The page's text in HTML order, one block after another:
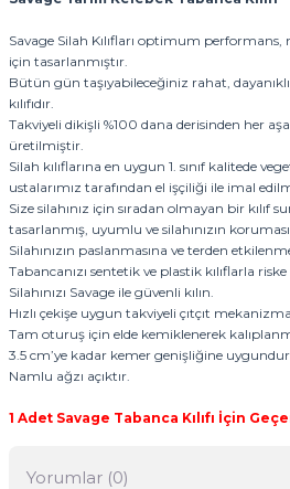
Savage Silah Kılıfları optimum
için tasarlanmıştır.
Bütün gün taşıyabileceğiniz rahat,
kılıfıdır.
Takviyeli dikişli %100 dana derisinden her
üretilmiştir.
Silah kılıflarına en uygun 1. sınıf kalitede
ustalarımız tarafından el işçiliği ile imal
Size silahınız için sıradan olmayan bir kılıf
tasarlanmış, uyumlu ve silahınızın
Silahınızın paslanmasına ve terden
Tabancanızı sentetik ve plastik kılıflarla
Silahınızı Savage ile güvenli kılın.
Hızlı çekişe uygun takviyeli çıtçıt
Tam oturuş için elde kemiklenerek
3.5 cm’ye kadar kemer genişliğine
Namlu ağzı açıktır.
1 Adet Savage Tabanca Kılıfı İçin
Yorumlar (0)